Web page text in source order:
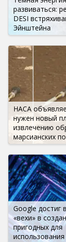
развиваться:
DESI
Эйнштейна
НАСА
нужен новый
извлечению
марсианских
Google достиг
«вехи» в
пригодных для
использования